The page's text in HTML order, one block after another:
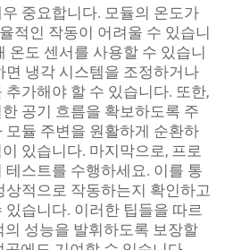
중요합니다. 모듈의 온도가
적인 작동이 어려울 수 있습니
온도 센서를 사용할 수 있습니
면 냉각 시스템을 조정하거나
가해야 할 수 있습니다. 또한,
공기 흐름을 확보하도록 주
모듈 주변을 원활하게 순환하
있습니다. 마지막으로, 프로
테스트를 수행하세요. 이를 통
상적으로 작동하는지 확인하고
있습니다. 이러한 팁들을 따르
의 성능을 발휘하도록 보장할